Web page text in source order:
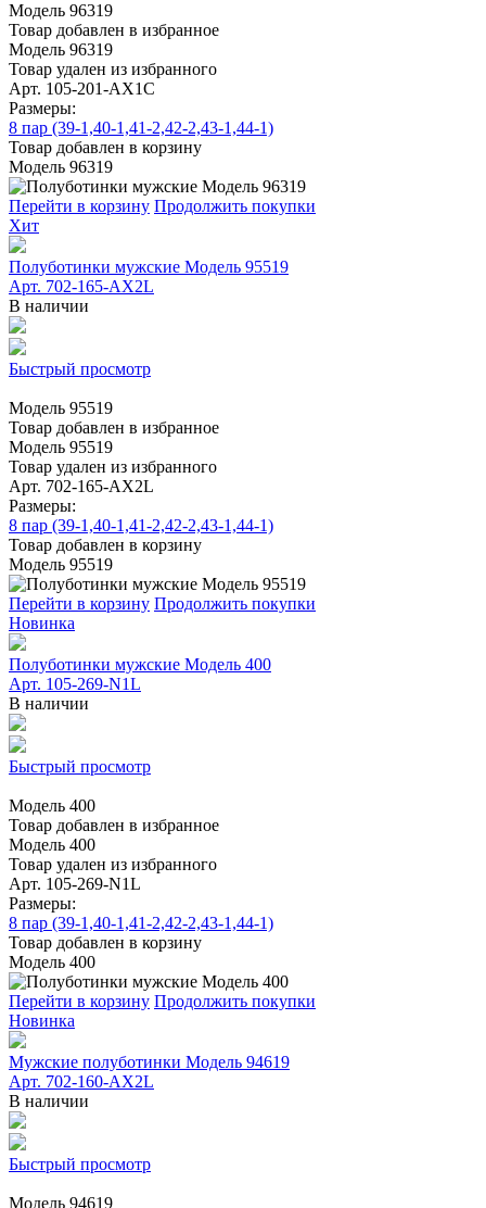
Модель 96319
Товар добавлен в избранное
Модель 96319
Товар удален из избранного
Арт. 105-201-AX1C
Размеры:
8 пар (39-1,40-1,41-2,42-2,43-1,44-1)
Товар добавлен в корзину
Модель 96319
Перейти в корзину Продолжить покупки
Хит
Полуботинки мужские Модель 95519
Арт. 702-165-АХ2L
В наличии
Быстрый просмотр
Модель 95519
Товар добавлен в избранное
Модель 95519
Товар удален из избранного
Арт. 702-165-АХ2L
Размеры:
8 пар (39-1,40-1,41-2,42-2,43-1,44-1)
Товар добавлен в корзину
Модель 95519
Перейти в корзину Продолжить покупки
Новинка
Полуботинки мужские Модель 400
Арт. 105-269-N1L
В наличии
Быстрый просмотр
Модель 400
Товар добавлен в избранное
Модель 400
Товар удален из избранного
Арт. 105-269-N1L
Размеры:
8 пар (39-1,40-1,41-2,42-2,43-1,44-1)
Товар добавлен в корзину
Модель 400
Перейти в корзину Продолжить покупки
Новинка
Мужские полуботинки Модель 94619
Арт. 702-160-АХ2L
В наличии
Быстрый просмотр
Модель 94619